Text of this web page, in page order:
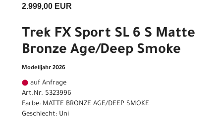
2.999,00 EUR
Trek FX Sport SL 6 S Matte
Bronze Age/Deep Smoke
Modelljahr 2026
auf Anfrage
Art.Nr. 5323996
Farbe: MATTE BRONZE AGE/DEEP SMOKE
Geschlecht: Uni